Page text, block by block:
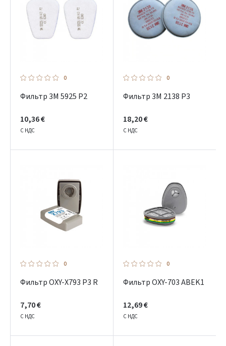
0
Фильтр 3M 5925 P2
10,36 €
С НДС
0
Фильтр 3M 2138 P3
18,20 €
С НДС
0
Фильтр OXY-X793 P3 R
7,70 €
С НДС
0
Фильтр OXY-703 ABEK1
12,69 €
С НДС